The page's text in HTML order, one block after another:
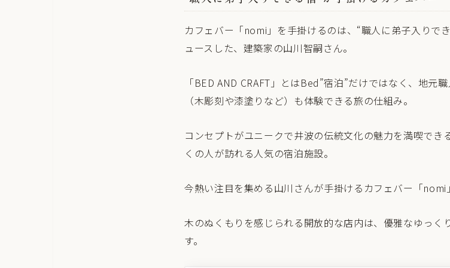
カフェバー「nomi」を手掛けるのは、“職人に弟子入りで
ュースした、建築家の山川智嗣さん。
「BED AND CRAFT」とはBed”宿泊”だけではなく、地元
（木彫刻や漆塗りなど）も体験できる旅の仕組み。
コンセプトがユニークで井波の伝統文化の魅力を満喫でき
くの人が訪れる人気の宿泊施設。
今熱い注目を集める山川さんが手掛けるカフェバー「nomi
木のぬくもりを感じられる開放的な店内は、優雅なゆっく
す。